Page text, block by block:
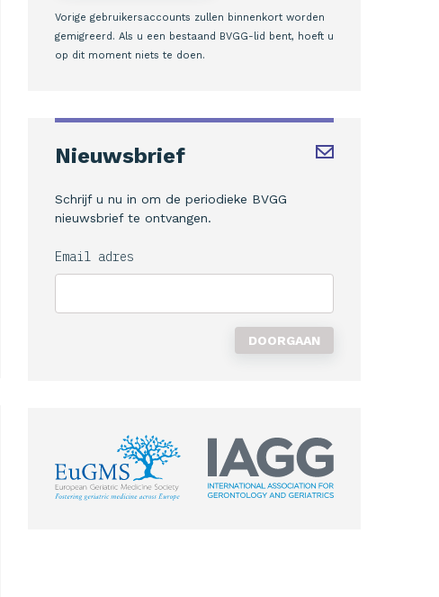
Vorige gebruikersaccounts zullen binnenkort worden
gemigreerd. Als u een bestaand BVGG-lid bent, hoeft u
op dit moment niets te doen.
Nieuwsbrief
Schrijf u nu in om de periodieke BVGG
nieuwsbrief te ontvangen.
Email adres